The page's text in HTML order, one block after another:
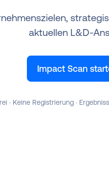
aktuellen L&D-
Impact Scan
· Keine Registrierung ·